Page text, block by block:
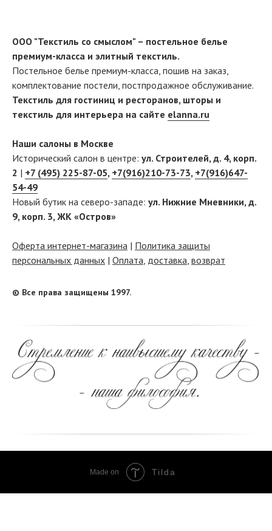
ООО "Текстиль со смыслом" – постельное белье
премиум-класса и элитный текстиль.
Постельное белье премиум-класса, пошив на заказ,
комплектование постели, постпродажное обслуживание.
Текстиль для гостиниц и ресторанов, шторы и
текстиль для интерьера на сайте elanna.ru
Наши салоны в Москве
Исторический салон в центре: ул. Строителей, д. 4, корп.
2 | +7 (495) 225-87-05, +7(916)210-73-73, +7(916)647-
54-49
Новый бутик на северо-западе: ул. Нижние Мневники, д.
9, корп. 3, ЖК «Остров»
Оферта интернет-магазина | Политика защиты
персональных данных | Оплата, доставка, возврат
© Все права защищены 1997.
Made on Tilda